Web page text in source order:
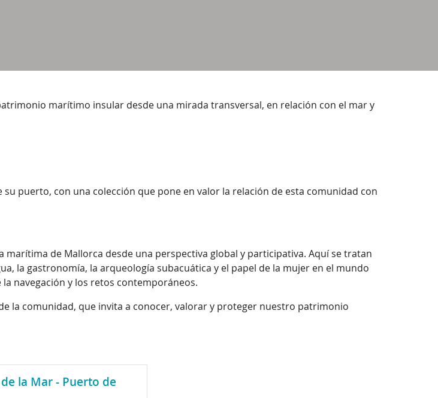
marítimo insular desde una mirada transversal, en relación con el mar y
puerto, con una colección que pone en valor la relación de esta comunidad con
marítima de Mallorca desde una perspectiva global y participativa. Aquí se tratan
la gastronomía, la arqueología subacuática y el papel de la mujer en el mundo
navegación y los retos contemporáneos.
la comunidad, que invita a conocer, valorar y proteger nuestro patrimonio
la Mar - Puerto de